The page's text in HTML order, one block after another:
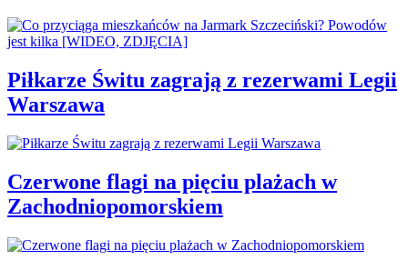
Piłkarze Świtu zagrają z rezerwami Legii
Warszawa
Czerwone flagi na pięciu plażach w
Zachodniopomorskiem